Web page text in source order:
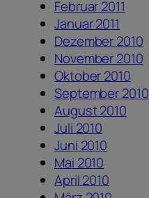
Februar 2011
Januar 2011
Dezember 2010
November 2010
Oktober 2010
September 2010
August 2010
Juli 2010
Juni 2010
Mai 2010
April 2010